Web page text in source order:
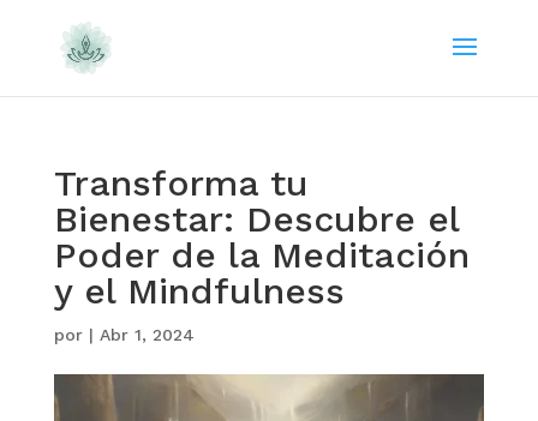
Transforma tu
Bienestar: Descubre el
Poder de la Meditación
y el Mindfulness
por | Abr 1, 2024